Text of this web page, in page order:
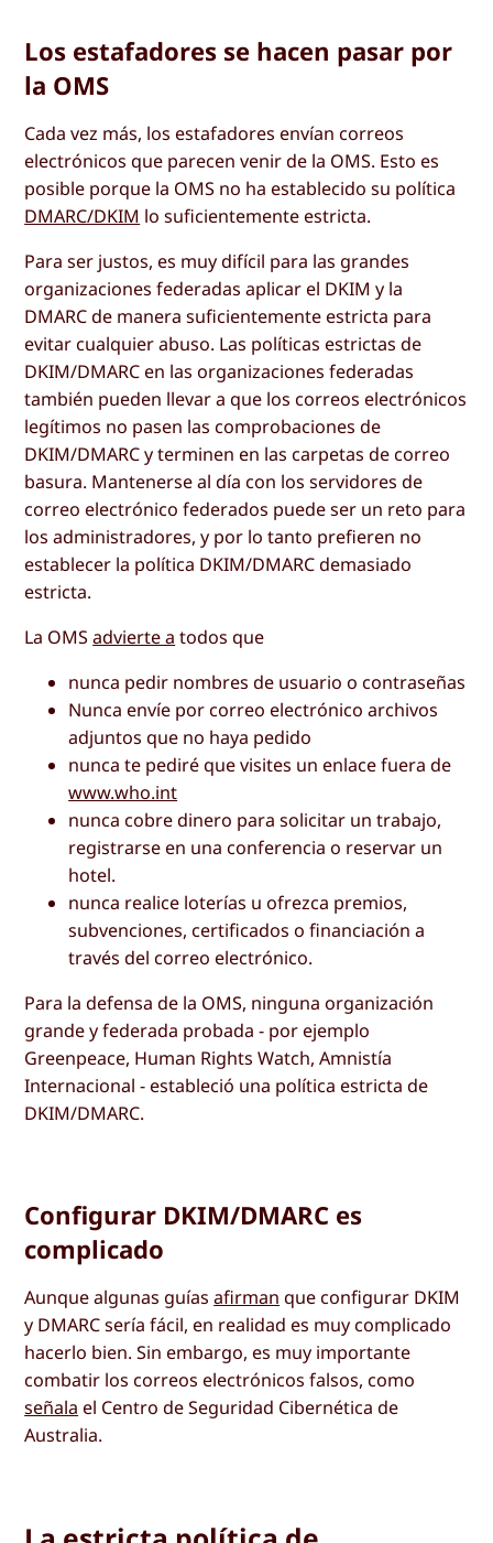
Los estafadores se hacen pasar por
la OMS
Cada vez más, los estafadores envían correos
electrónicos que parecen venir de la OMS. Esto es
posible porque la OMS no ha establecido su política
DMARC/DKIM lo suficientemente estricta.
Para ser justos, es muy difícil para las grandes
organizaciones federadas aplicar el DKIM y la
DMARC de manera suficientemente estricta para
evitar cualquier abuso. Las políticas estrictas de
DKIM/DMARC en las organizaciones federadas
también pueden llevar a que los correos electrónicos
legítimos no pasen las comprobaciones de
DKIM/DMARC y terminen en las carpetas de correo
basura. Mantenerse al día con los servidores de
correo electrónico federados puede ser un reto para
los administradores, y por lo tanto prefieren no
establecer la política DKIM/DMARC demasiado
estricta.
La OMSadvierte a todos que
nunca pedir nombres de usuario o contraseñas
Nunca envíe por correo electrónico archivos
adjuntos que no haya pedido
nunca te pediré que visites un enlace fuera de
www.who.int
nunca cobre dinero para solicitar un trabajo,
registrarse en una conferencia o reservar un
hotel.
nunca realice loterías u ofrezca premios,
subvenciones, certificados o financiación a
través del correo electrónico.
Para la defensa de la OMS, ninguna organización
grande y federada probada - por ejemplo
Greenpeace, Human Rights Watch, Amnistía
Internacional - estableció una política estricta de
DKIM/DMARC.
Configurar DKIM/DMARC es
complicado
Aunque algunas guíasafirman que configurar DKIM
y DMARC sería fácil, en realidad es muy complicado
hacerlo bien. Sin embargo, es muy importante
combatir los correos electrónicos falsos, como
señala el Centro de Seguridad Cibernética de
Australia.